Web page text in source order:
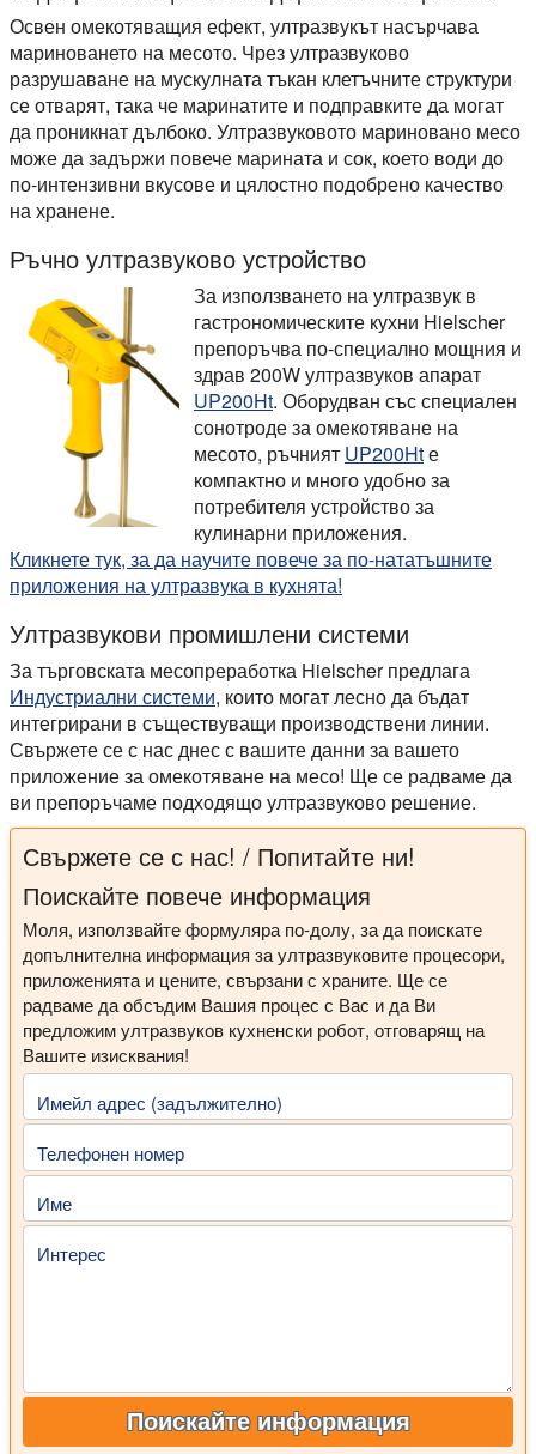
Освен омекотяващия ефект, ултразвукът насърчава
мариноването на месото. Чрез ултразвуково
разрушаване на мускулната тъкан клетъчните структури
се отварят, така че маринатите и подправките да могат
да проникнат дълбоко. Ултразвуковото мариновано месо
може да задържи повече марината и сок, което води до
по-интензивни вкусове и цялостно подобрено качество
на хранене.
Ръчно ултразвуково устройство
За използването на ултразвук в
гастрономическите кухни Hielscher
препоръчва по-специално мощния и
здрав 200W ултразвуков апарат
UP200Ht. Оборудван със специален
сонотроде за омекотяване на
месото, ръчният UP200Htе
компактно и много удобно за
потребителя устройство за
кулинарни приложения.
Кликнете тук, за да научите повече за по-нататъшните
приложения на ултразвука в кухнята!
Ултразвукови промишлени системи
За търговската месопреработка Hielscher предлага
Индустриални системи, които могат лесно да бъдат
интегрирани в съществуващи производствени линии.
Свържете се с нас днес с вашите данни за вашето
приложение за омекотяване на месо! Ще се радваме да
ви препоръчаме подходящо ултразвуково решение.
Свържете се с нас! / Попитайте ни!
Поискайте повече информация
Моля, използвайте формуляра по-долу, за да поискате
допълнителна информация за ултразвуковите процесори,
приложенията и цените, свързани с храните. Ще се
радваме да обсъдим Вашия процес с Вас и да Ви
предложим ултразвуков кухненски робот, отговарящ на
Вашите изисквания!
Имейл адрес (задължително)
Телефонен номер
Име
Интерес
Поискайте информация